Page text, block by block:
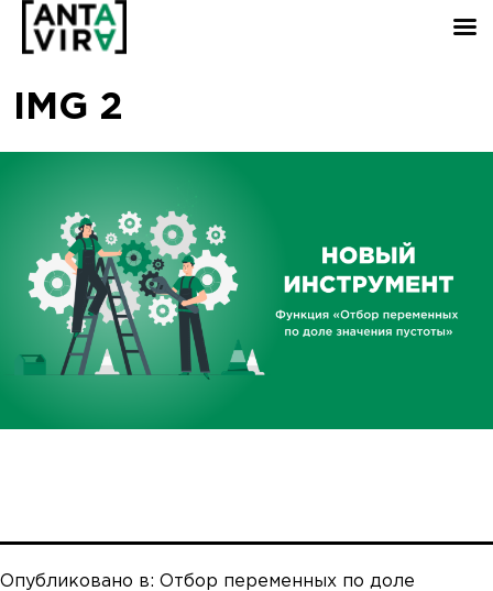
IMG 2
Опубликовано в: Отбор переменных по доле